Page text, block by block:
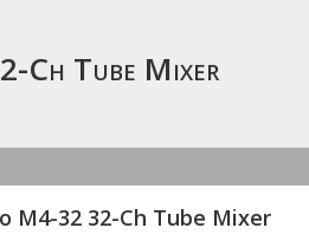
Ch Tube Mixer
M4-32 32-Ch Tube Mixer